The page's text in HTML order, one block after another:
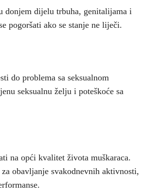
donjem dijelu trbuha, genitalijama i
pogoršati ako se stanje ne liječi.
do problema sa seksualnom
seksualnu želju i poteškoće sa
na opći kvalitet života muškaraca.
obavljanje svakodnevnih aktivnosti,